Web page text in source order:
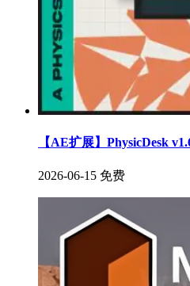
【AE扩展】PhysicDesk
2026-06-15 免费